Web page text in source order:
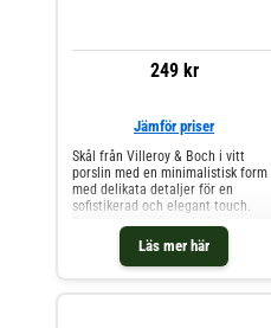
249 kr
Läs mer här
Jämför priser
Skål från Villeroy & Boch i vitt
porslin med en minimalistisk form
med delikata detaljer för en
sofistikerad och elegant touch.
Den har en vacker relief med en
inspiration från solen för att
addera en extra dimension till
designen. Mixa och matcha med